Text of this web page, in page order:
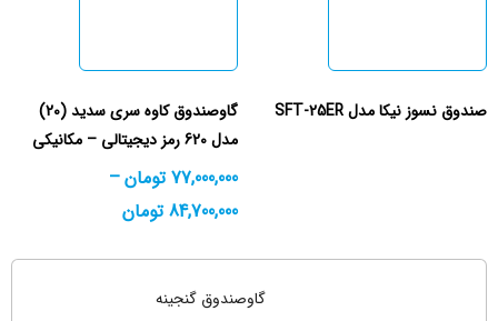
صندوق نسوز نیکا مدل SFT-25ER
گاوصندوق کاوه سری سدید (20)
مدل 620 رمز دیجیتالی – مکانیکی
77,000,000 تومان–
84,700,000 تومان
گاوصندوق گنجینه